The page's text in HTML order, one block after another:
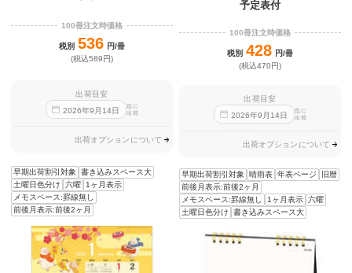
100冊注文時価格
税別 536 円/冊
(税込589円)
出荷目安
2026年9 月 14日
迄に
出荷
出荷オプションについて
早期出荷割引対象
書き込みスペース大
土曜日色分け
六曜
1ヶ月表示
メモスペース:罫線無し
前後月表示:前後2ヶ月
予定表付
100冊注文時価格
税別 428 円/冊
(税込470円)
出荷目安
2026年9 月 14日
迄に
出荷
出荷オプションについて
早期出荷割引対象 晴雨表 年表ページ
旧暦
前後月表示:前後2ヶ月
メモスペース:罫線無し
1ヶ月表示 六曜
土曜日色分け
書き込みスペース大